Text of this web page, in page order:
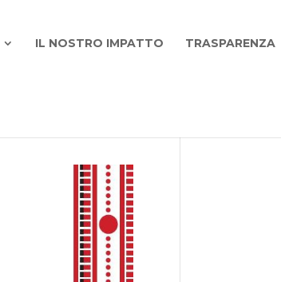
IL NOSTRO IMPATTO TRASPARENZA